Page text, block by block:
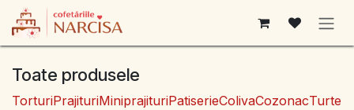
Sari la conținut
Toate produsele
TorturiPrajituriMiniprajituriPatiserieColivaCozonacTurte